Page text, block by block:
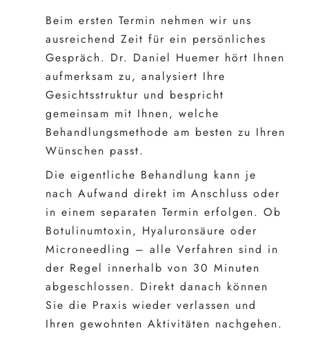
Beim ersten Termin nehmen wir uns
ausreichend Zeit für ein persönliches
Gespräch. Dr. Daniel Huemer hört Ihnen
aufmerksam zu, analysiert Ihre
Gesichtsstruktur und bespricht
gemeinsam mit Ihnen, welche
Behandlungsmethode am besten zu Ihren
Wünschen passt.
Die eigentliche Behandlung kann je
nach Aufwand direkt im Anschluss oder
in einem separaten Termin erfolgen. Ob
Botulinumtoxin, Hyaluronsäure oder
Microneedling – alle Verfahren sind in
der Regel innerhalb von 30 Minuten
abgeschlossen. Direkt danach können
Sie die Praxis wieder verlassen und
Ihren gewohnten Aktivitäten nachgehen.